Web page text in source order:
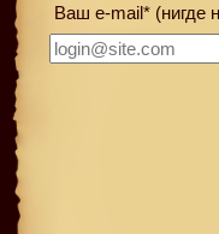
Ваш e-mail* (нигде